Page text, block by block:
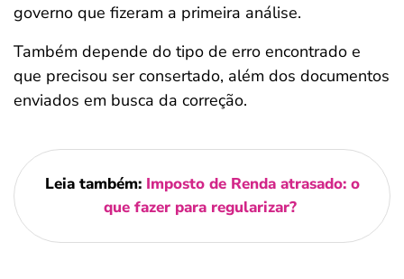
governo que fizeram a primeira análise.
Também depende do tipo de erro encontrado e
que precisou ser consertado, além dos documentos
enviados em busca da correção.
Leia também: Imposto de Renda atrasado: o
que fazer para regularizar?